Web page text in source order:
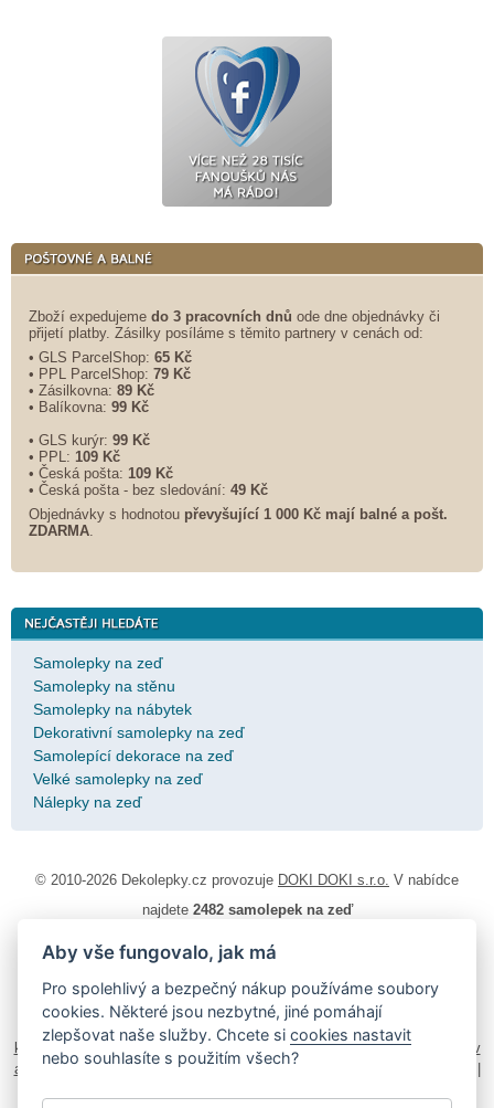
Zboží expedujeme do 3 pracovních dnů ode dne objednávky či
přijetí platby. Zásilky posíláme s těmito partnery v cenách od:
• GLS ParcelShop: 65 Kč
• PPL ParcelShop: 79 Kč
• Zásilkovna: 89 Kč
• Balíkovna: 99 Kč
• GLS kurýr: 99 Kč
• PPL: 109 Kč
• Česká pošta: 109 Kč
• Česká pošta - bez sledování: 49 Kč
Objednávky s hodnotou převyšující 1 000 Kč mají balné a pošt.
ZDARMA
Samolepky na zeď
Samolepky na stěnu
Samolepky na nábytek
Dekorativní samolepky na zeď
Samolepící dekorace na zeď
Velké samolepky na zeď
Nálepky na zeď
© 2010-2026 Dekolepky.cz provozuje DOKI DOKI s.r.o. V nabídce
najdete 2482 samolepek na zeď
Návod k lepení|Životnost samolepek na zeď
podmínky|Ochrana osobních údajů|Cookies |Reklamační řád
Impressum
samolepky na auto |fotomagnetky na lednici fotokalendáře
kühlschrank fotomagnete
foto magnesy na lodówkę|samolepky dieťa v
aute |logoprinty |nálepky na stenu | dárky pro ženy
Aby vše fungovalo, jak má
Pro spolehlivý a bezpečný nákup používáme soubory
cookies. Některé jsou nezbytné, jiné pomáhají
zlepšovat naše služby. Chcete sicookies nastavit
nebo souhlasíte s použitím všech?